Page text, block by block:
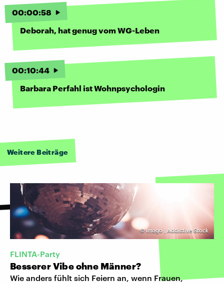
00:00:58
Deborah, hat genug vom WG-Leben
00:10:44
Barbara Perfahl ist Wohnpsychologin
Weitere Beiträge
©Imago | Addictive Stock
FLINTA-Party
Besserer Vibe ohne Männer?
Wie anders fühlt sich Feiern an, wenn Frauen,